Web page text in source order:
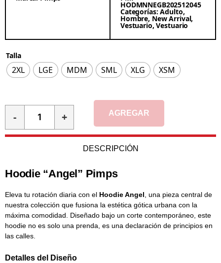
HODMNNEGB202512045
Categorías:Adulto,
Hombre, New Arrival,
Vestuario,Vestuario
Talla
2XL LGE MDM SML XLG XSM
- + AGREGAR
DESCRIPCIÓN
Hoodie “Angel” Pimps
Eleva tu rotación diaria con el Hoodie Angel , una pieza central de
nuestra colección que fusiona la estética gótica urbana con la
máxima comodidad. Diseñado bajo un corte contemporáneo, este
hoodie no es solo una prenda, es una declaración de principios en
las calles.
Detalles del Diseño